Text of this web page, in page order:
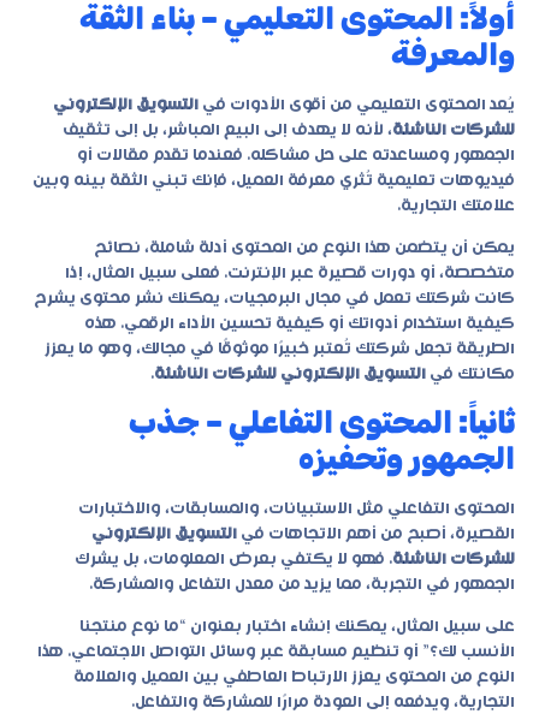
أولاً: المحتوى التعليمي – بناء الثقة
والمعرفة
يُعد المحتوى التعليمي من أقوى الأدوات في التسويق الإلكتروني
للشركات الناشئة، لأنه لا يهدف إلى البيع المباشر، بل إلى تثقيف
الجمهور ومساعدته على حل مشاكله. فعندما تقدم مقالات أو
فيديوهات تعليمية تُثري معرفة العميل، فإنك تبني الثقة بينه وبين
علامتك التجارية.
يمكن أن يتضمن هذا النوع من المحتوى أدلة شاملة، نصائح
متخصصة، أو دورات قصيرة عبر الإنترنت. فعلى سبيل المثال، إذا
كانت شركتك تعمل في مجال البرمجيات، يمكنك نشر محتوى يشرح
كيفية استخدام أدواتك أو كيفية تحسين الأداء الرقمي. هذه
الطريقة تجعل شركتك تُعتبر خبيرًا موثوقًا في مجالك، وهو ما يعزز
مكانتك في التسويق الإلكتروني للشركات الناشئة.
ثانياً: المحتوى التفاعلي – جذب
الجمهور وتحفيزه
المحتوى التفاعلي مثل الاستبيانات، والمسابقات، والاختبارات
القصيرة، أصبح من أهم الاتجاهات في التسويق الإلكتروني
للشركات الناشئة. فهو لا يكتفي بعرض المعلومات، بل يشرك
الجمهور في التجربة، مما يزيد من معدل التفاعل والمشاركة.
على سبيل المثال، يمكنك إنشاء اختبار بعنوان “ما نوع منتجنا
الأنسب لك؟” أو تنظيم مسابقة عبر وسائل التواصل الاجتماعي. هذا
النوع من المحتوى يعزز الارتباط العاطفي بين العميل والعلامة
التجارية، ويدفعه إلى العودة مرارًا للمشاركة والتفاعل.